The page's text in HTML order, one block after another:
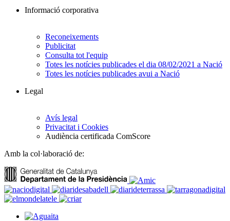
Informació corporativa
Reconeixements
Publicitat
Consulta tot l'equip
Totes les notícies publicades el dia 08/02/2021 a Nació
Totes les notícies publicades avui a Nació
Legal
Avís legal
Privacitat i Cookies
Audiència certificada ComScore
Amb la col·laboració de: